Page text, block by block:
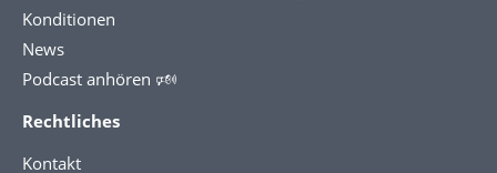
Konditionen
News
Podcast anhören 🕬
Rechtliches
Kontakt